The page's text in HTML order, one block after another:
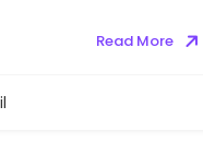
Read More